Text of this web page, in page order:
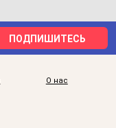
ПОДПИШИТЕСЬ
О нас